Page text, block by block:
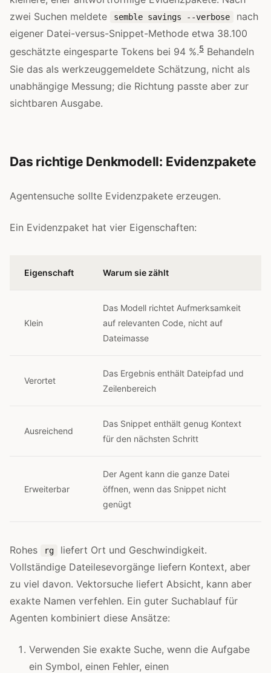
zwei Suchen meldete
semble savings --verbose
nach
eigener Datei-versus-Snippet-Methode etwa 38.100
geschätzte eingesparte Tokens bei 94 %.5 Behandeln
Sie das als werkzeuggemeldete Schätzung, nicht als
unabhängige Messung; die Richtung passte aber zur
sichtbaren Ausgabe.
Das richtige Denkmodell: Evidenzpakete
Agentensuche sollte Evidenzpakete erzeugen.
Ein Evidenzpaket hat vier Eigenschaften:
Eigenschaft Warum sie zählt
Klein
Das Modell richtet Aufmerksamkeit
auf relevanten Code, nicht auf
Dateimasse
Verortet
Das Ergebnis enthält Dateipfad und
Zeilenbereich
Ausreichend
Das Snippet enthält genug Kontext
für den nächsten Schritt
Erweiterbar
Der Agent kann die ganze Datei
öffnen, wenn das Snippet nicht
genügt
Rohes rg
liefert Ort und Geschwindigkeit.
Vollständige Dateilesevorgänge liefern Kontext, aber
zu viel davon. Vektorsuche liefert Absicht, kann aber
exakte Namen verfehlen. Ein guter Suchablauf für
Agenten kombiniert diese Ansätze:
Verwenden Sie exakte Suche, wenn die Aufgabe
ein Symbol, einen Fehler, einen